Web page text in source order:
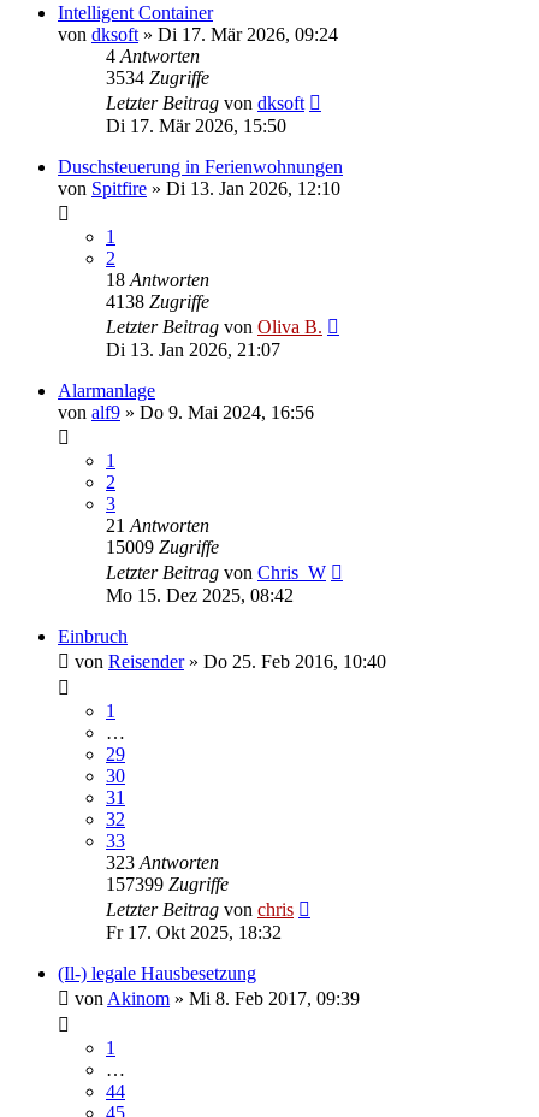
Intelligent Container
von dksoft » Di 17. Mär 2026, 09:24
4 Antworten
3534 Zugriffe
Letzter Beitrag von dksoft
Di 17. Mär 2026, 15:50
Duschsteuerung in Ferienwohnungen
von Spitfire » Di 13. Jan 2026, 12:10
1
2
18 Antworten
4138 Zugriffe
Letzter Beitrag von Oliva B.
Di 13. Jan 2026, 21:07
Alarmanlage
von alf9 » Do 9. Mai 2024, 16:56
1
2
3
21 Antworten
15009 Zugriffe
Letzter Beitrag von Chris_W
Mo 15. Dez 2025, 08:42
Einbruch
von Reisender» Do 25. Feb 2016, 10:40
1
…
29
30
31
32
33
323 Antworten
157399 Zugriffe
Letzter Beitrag von chris
Fr 17. Okt 2025, 18:32
(Il-) legale Hausbesetzung
von Akinom » Mi 8. Feb 2017, 09:39
1
…
44
45